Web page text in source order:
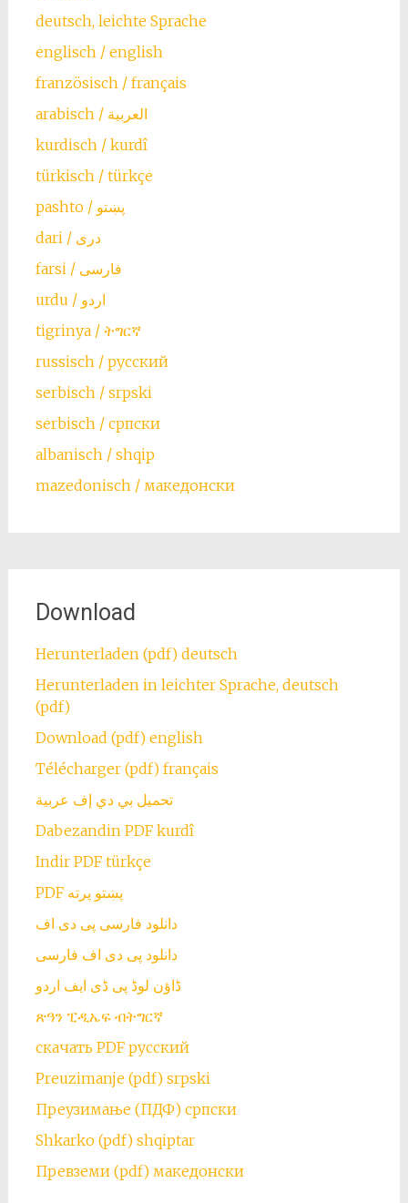
deutsch, leichte Sprache
englisch / english
französisch / français
arabisch / العربية
kurdisch / kurdî
türkisch / türkçe
dari / ‏درى‎
farsi / ‏فارسی
urdu / اردو
tigrinya / ትግርኛ
russisch / русский
serbisch / srpski
serbisch / српски
albanisch / shqip
mazedonisch / македонски
Download
Herunterladen (pdf) deutsch
Herunterladen in leichter Sprache, deutsch
(pdf)
Download (pdf) english
Télécharger (pdf) français
تحميل بي دي إف عربية
Dabezandin PDF kurdî
Indir PDF türkçe
PDF پښتو پرته
دانلود فارسی پی دی اف
دانلود پی دی اف فارسی
ڈاؤن لوڈ پی ڈی ایف اردو
ጽዓን ፒዲኤፍ ብትግርኛ
скачать PDF русский
Preuzimanje (pdf) srpski
Преузимање (ПДФ) српски
Shkarko (pdf) shqiptar
Превземи (pdf) македонски